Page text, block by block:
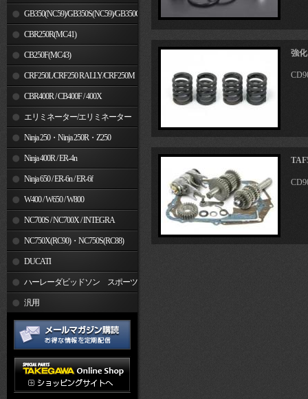
GB350(NC59)/GB350S(NC59)/GB350C(NC64)
CBR250R(MC41)
CB250F(MC43)
CRF250L/CRF250 RALLY/CRF250M
CBR400R / CB400F / 400X
エリミネーター/エリミネーター
SE Ninja 250・Ninja 250R・Z250
Ninja 400R / ER-4n
Ninja 650 / ER-6n / ER-6f
W400 / W650 / W800
NC700S / NC700X / INTEGRA
NC750X(RC90)・NC750S(RC88)
DUCATI
ハーレーダビッドソン スポーツ
スター汎用
強